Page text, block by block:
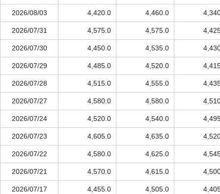
2026/08/03 4,420.0 4,460.0
2026/07/31 4,575.0 4,575.0
2026/07/30 4,450.0 4,535.0
2026/07/29 4,485.0 4,520.0
2026/07/28 4,515.0 4,555.0
2026/07/27 4,580.0 4,580.0
2026/07/24 4,520.0 4,540.0
2026/07/23 4,605.0 4,635.0
2026/07/22 4,580.0 4,625.0
2026/07/21 4,570.0 4,615.0
2026/07/17 4,455.0 4,505.0